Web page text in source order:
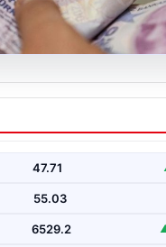
Bayramı Emekli
ve Detaylar
ikramiyelerinin
47.71
55.03
6529.2